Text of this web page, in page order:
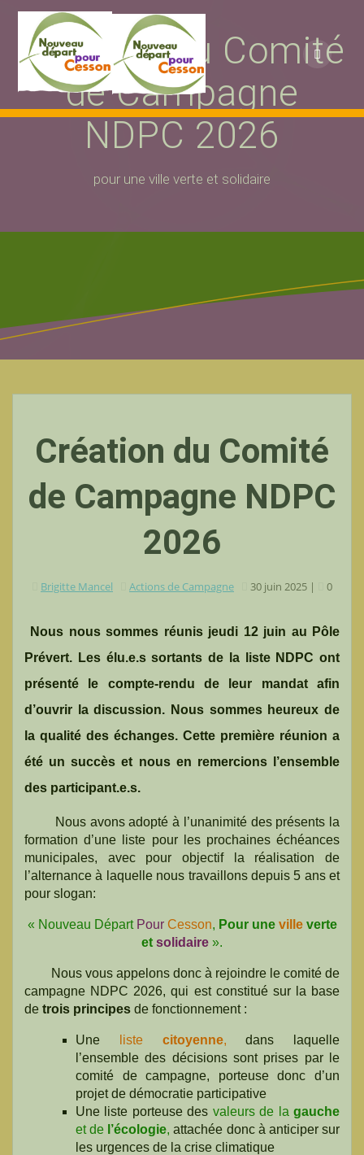
au
contenu
Création du Comité
de Campagne
NDPC 2026
pour une ville verte et solidaire
Création du Comité
de Campagne NDPC
2026
Brigitte Mancel Actions de Campagne 30 juin 2025 | 0
Nous nous sommes réunis jeudi 12 juin au Pôle
Prévert. Les élu.e.s sortants de la liste NDPC ont
présenté le compte-rendu de leur mandat afin
d’ouvrir la discussion. Nous sommes heureux de
la qualité des échanges. Cette première réunion a
été un succès et nous en remercions l’ensemble
des participant.e.s.
Nous avons adopté à l’unanimité des présents la
formation d’une liste pour les prochaines échéances
municipales, avec pour objectif la réalisation de
l’alternance à laquelle nous travaillons depuis 5 ans et
pour slogan:
« Nouveau Départ Pour Cesson, Pour une villeverte
et solidaire ».
Nous vous appelons donc à rejoindre le comité de
campagne NDPC 2026, qui est constitué sur la base
de trois principes de fonctionnement :
Une liste citoyenne, dans laquelle
l’ensemble des décisions sont prises par le
comité de campagne, porteuse donc d’un
projet de démocratie participative
Une liste porteuse des valeurs de lagauche
et de l’écologie, attachée donc à anticiper sur
les urgences de la crise climatique